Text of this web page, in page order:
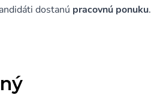
dostanú pracovnú ponuku.